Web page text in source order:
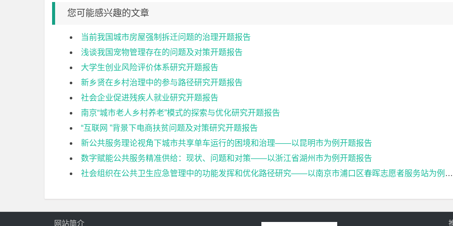
您可能感兴趣的文章
当前我国城市房屋强制拆迁问题的治理开题报告
浅谈我国宠物管理存在的问题及对策开题报告
大学生创业风险评价体系研究开题报告
新乡贤在乡村治理中的参与路径研究开题报告
社会企业促进残疾人就业研究开题报告
南京“城市老人乡村养老”模式的探索与优化研究开题报告
“互联网 ”背景下电商扶贫问题及对策研究开题报告
新公共服务理论视角下城市共享单车运行的困境和治理——以昆明市为例开题报告
数字赋能公共服务精准供给：现状、问题和对策——以浙江省湖州市为例开题报告
社会组织在公共卫生应急管理中的功能发挥和优化路径研究——以南京市浦口区春晖志愿者服务站为例开题报告
网站简介